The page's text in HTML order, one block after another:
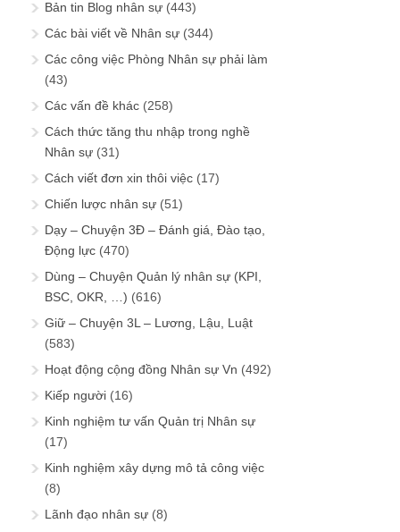
Bản tin Blog nhân sự (443)
Các bài viết về Nhân sự (344)
Các công việc Phòng Nhân sự phải làm
(43)
Các vấn đề khác (258)
Cách thức tăng thu nhập trong nghề
Nhân sự (31)
Cách viết đơn xin thôi việc (17)
Chiến lược nhân sự (51)
Dạy – Chuyện 3Đ – Đánh giá, Đào tạo,
Động lực (470)
Dùng – Chuyện Quản lý nhân sự (KPI,
BSC, OKR, …) (616)
Giữ – Chuyện 3L – Lương, Lậu, Luật
(583)
Hoạt động cộng đồng Nhân sự Vn (492)
Kiếp người (16)
Kinh nghiệm tư vấn Quản trị Nhân sự
(17)
Kinh nghiệm xây dựng mô tả công việc
(8)
Lãnh đạo nhân sự (8)